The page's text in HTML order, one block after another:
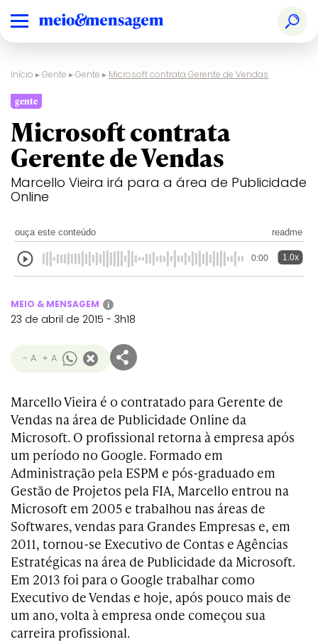
Início ▸Gente ▸Gente ▸ Microsoft contrata Gerente de Vendas
gente
Microsoft contrata
Gerente de Vendas
Marcello Vieira irá para a área de Publicidade
Online
ouça este conteúdo readme
0:00 1.0x
MEIO & MENSAGEM i
23 de abril de 2015 - 3h18
- A + A
Marcello Vieira é o contratado para Gerente de
Vendas na área de Publicidade Online da
Microsoft. O profissional retorna à empresa após
um período no Google. Formado em
Administração pela ESPM e pós-graduado em
Gestão de Projetos pela FIA, Marcello entrou na
Microsoft em 2005 e trabalhou nas áreas de
Softwares, vendas para Grandes Empresas e, em
2011, tornou-se Executivo de Contas e Agências
Estratégicas na área de Publicidade da Microsoft.
Em 2013 foi para o Google trabalhar como
Executivo de Vendas e hoje, após pouco mais de
um ano, volta à empresa onde começou sua
carreira profissional.